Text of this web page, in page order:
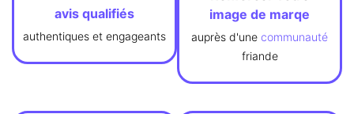
avis qualifiés
authentiques et engageants
image de marqe
auprès d'une communauté
friande